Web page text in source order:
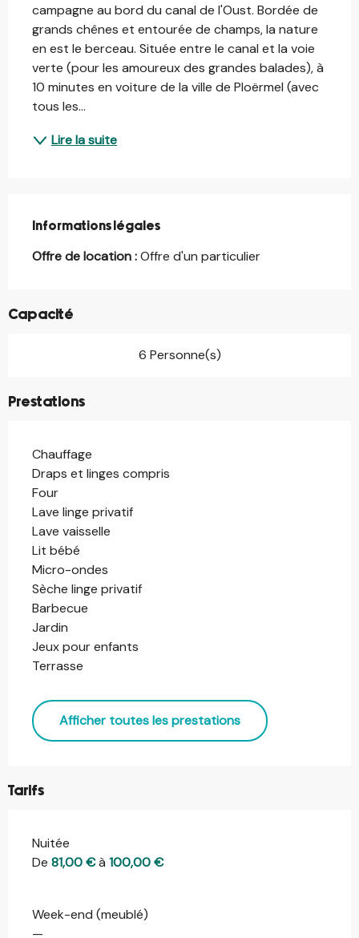
campagne au bord du canal de l'Oust. Bordée de
grands chênes et entourée de champs, la nature
en est le berceau. Située entre le canal et la voie
verte (pour les amoureux des grandes balades), à
10 minutes en voiture de la ville de Ploërmel (avec
tous les...
Lire la suite
Informations légales
Informations légales
Offre de location :Offre d'un particulier
Capacité
6 Personne(s)
Prestations
Chauffage
Draps et linges compris
Four
Lave linge privatif
Lave vaisselle
Lit bébé
Micro-ondes
Sèche linge privatif
Barbecue
Jardin
Jeux pour enfants
Terrasse
Afficher toutes les prestations
Tarifs
Tarifs 2026
Nuitée
De 81,00 €à 100,00 €
Week-end (meublé)
—